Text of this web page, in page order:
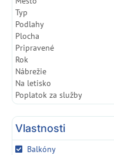
Typ
Podlahy
Plocha
Pripravené
Rok
Nábrežie
Na letisko
Poplatok za služby
Vlastnosti
Balkóny